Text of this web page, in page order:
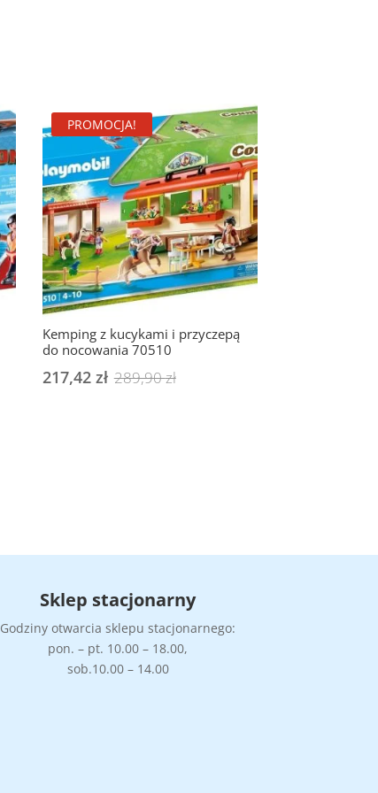
PROMOCJA!
Kemping z kucykami i przyczepą
do nocowania 70510
289,90złPierwotna
217,42 zł
Aktualna
Sklep stacjonarny
Godziny otwarcia sklepu stacjonarnego:
pon. – pt. 10.00 – 18.00,
sob.10.00 – 14.00